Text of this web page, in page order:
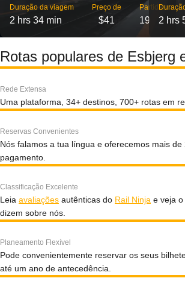
Duração da viagem
2 hrs 34 min
Preço de
$41
Partidas
19 2 hrs
Rotas populares de Esbjerg
Rede Extensa
Uma plataforma, 34+ destinos, 700+ rotas em
Reservas Convenientes
Nós falamos a tua língua e oferecemos mais de
pagamento.
Classificação Excelente
Leia avaliações autênticas do Rail Ninja e veja
dizem sobre nós.
Planeamento Flexível
Pode convenientemente reservar os seus
até um ano de antecedência.